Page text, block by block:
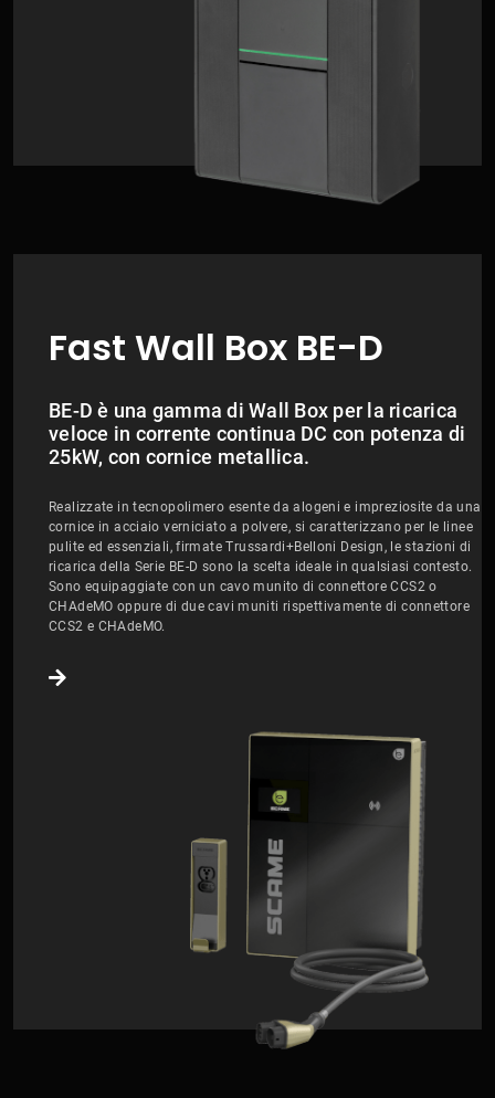
Fast Wall Box BE-D
BE-D è una gamma di Wall Box per la ricarica
veloce in corrente continua DC con potenza di
25kW, con cornice metallica.
Realizzate in tecnopolimero esente da alogeni e impreziosite da una
cornice in acciaio verniciato a polvere, si caratterizzano per le linee
pulite ed essenziali, firmate Trussardi+Belloni Design, le stazioni di
ricarica della Serie BE-D sono la scelta ideale in qualsiasi contesto.
Sono equipaggiate con un cavo munito di connettore CCS2 o
CHAdeMO oppure di due cavi muniti rispettivamente di connettore
CCS2 e CHAdeMO.